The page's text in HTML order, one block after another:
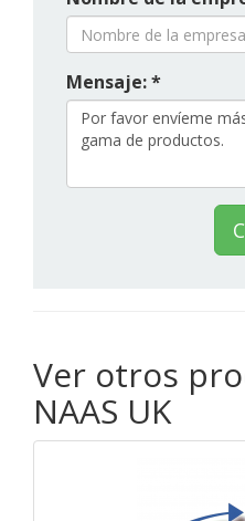
Mensaje: *
Ver otros
NAAS UK